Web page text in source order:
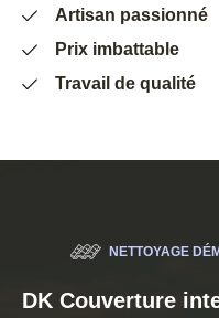
Artisan passionné
Prix imbattable
Travail de qualité
NETTOYAGE
DK Couverture